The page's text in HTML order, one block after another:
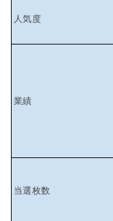
人気度
業績
当選枚数